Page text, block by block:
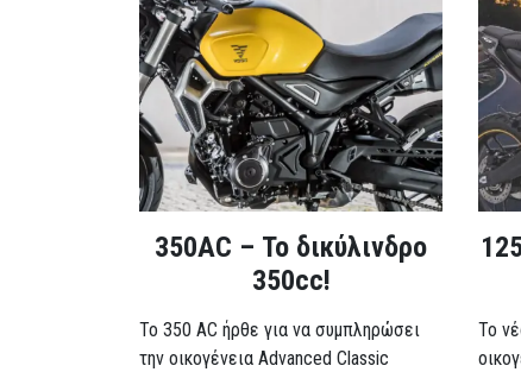
350AC – Το δικύλινδρο
350cc!
To 350 AC ήρθε για να συμπληρώσει
την οικογένεια Advanced Classic
Το